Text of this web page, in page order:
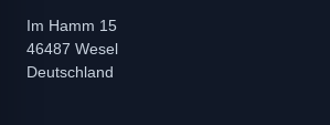
Im Hamm 15
46487 Wesel
Deutschland